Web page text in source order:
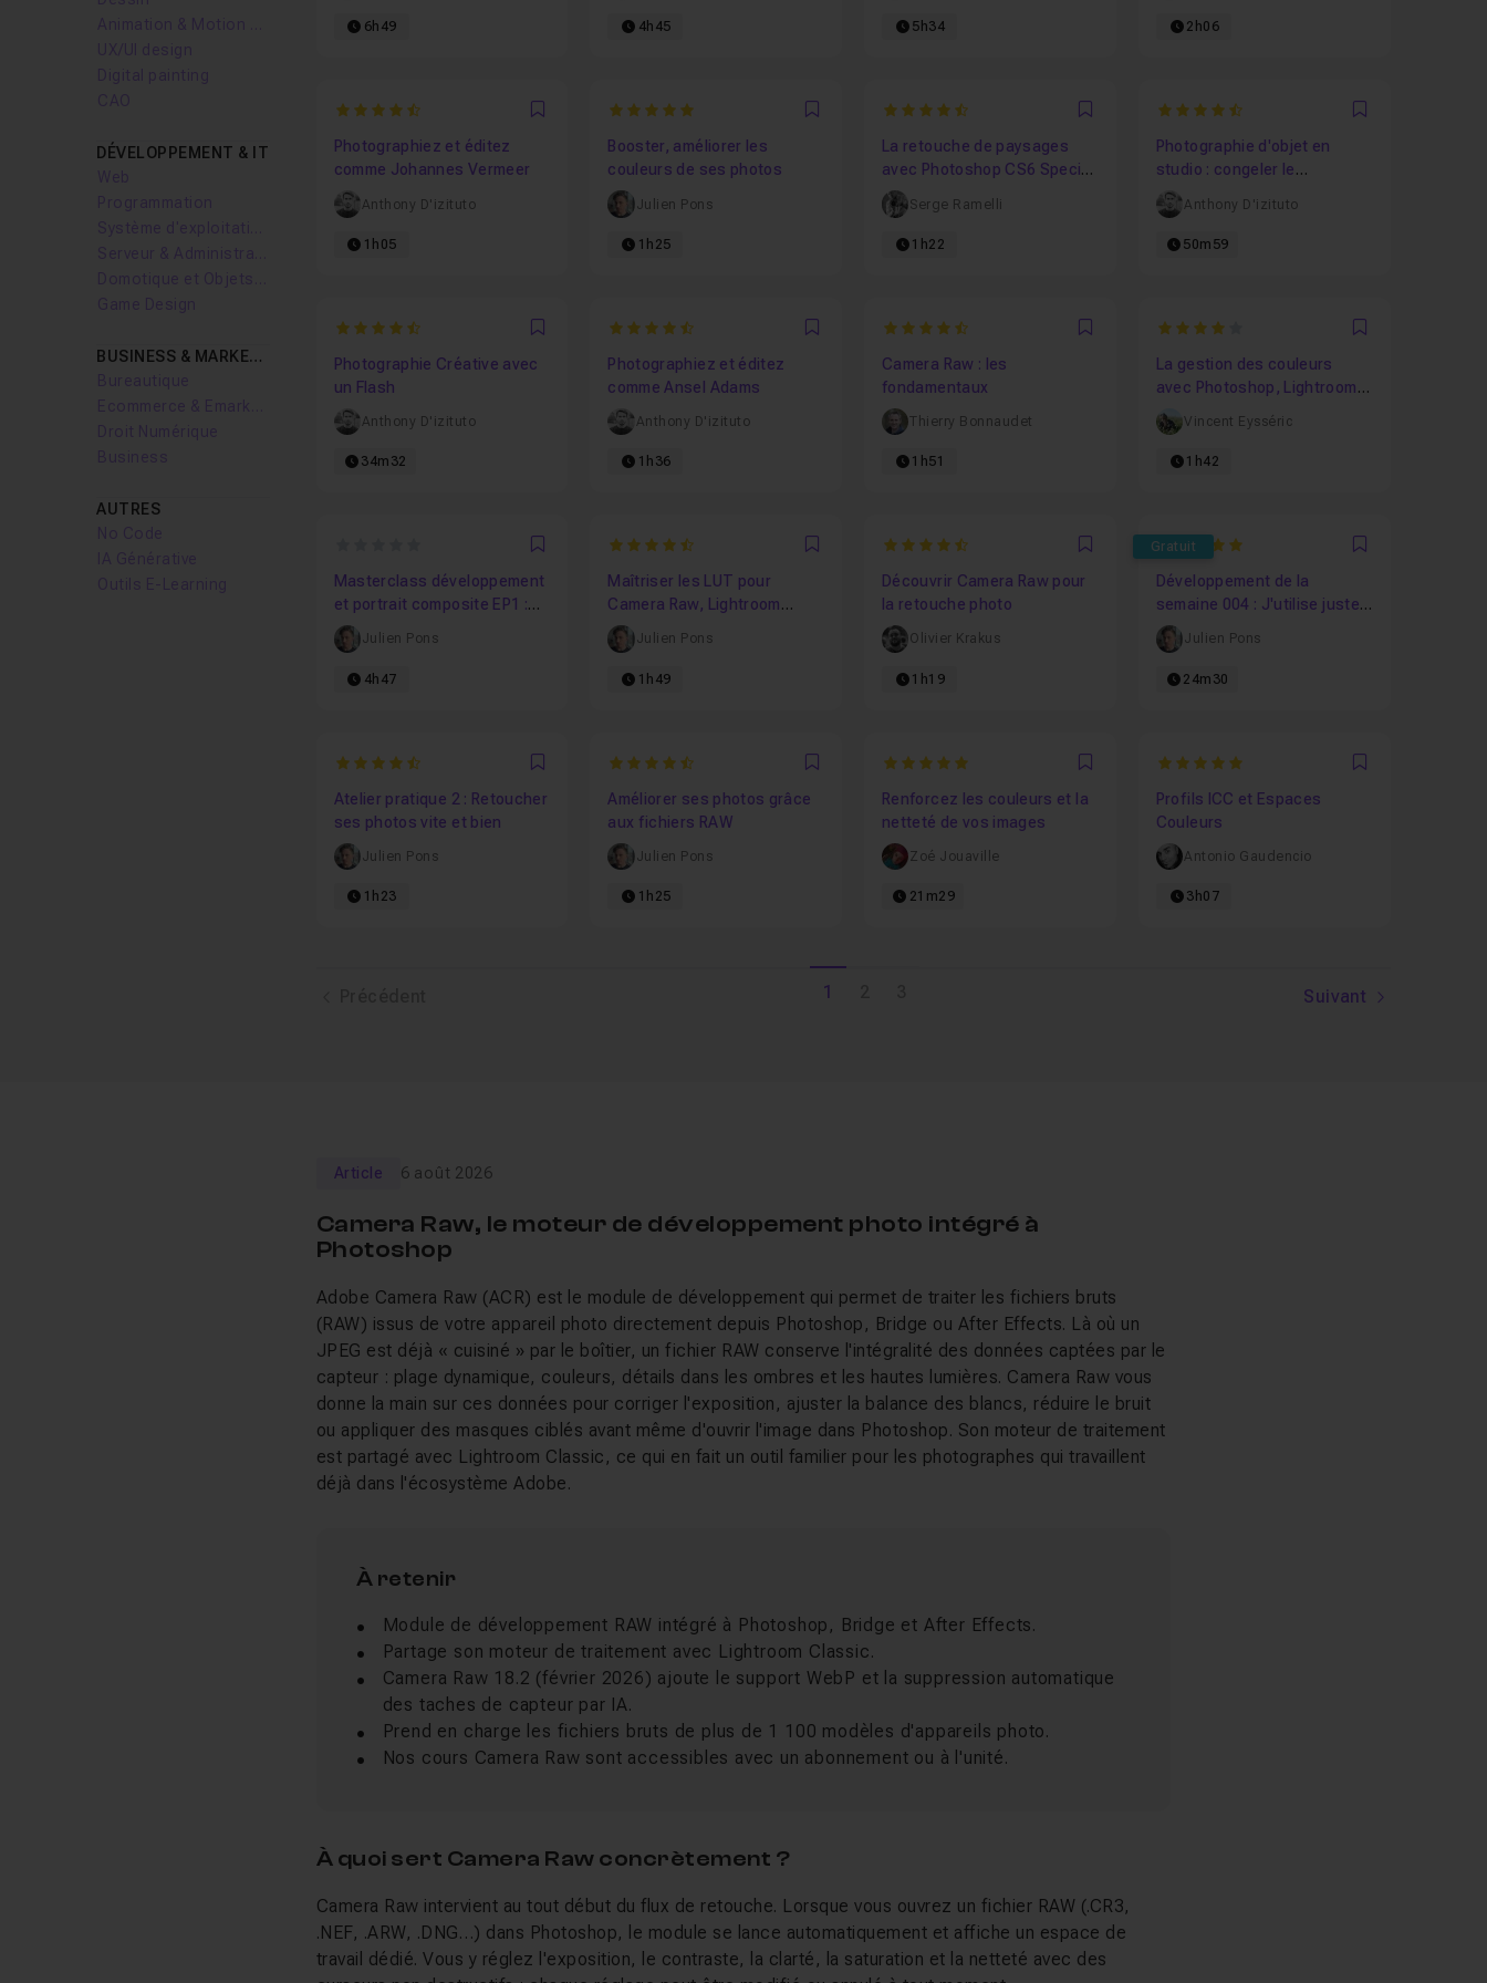
UX/UI design
Digital painting
CAO
DÉVELOPPEMENT & IT
Web
Programmation
Game Design
BUSINESS & MARKETING
Bureautique
Droit Numérique
Business
AUTRES
No Code
IA Générative
Outils E-Learning
6h49 4h45 5h34 2h06
4.8620689655172 Favori
Photographiez et éditez
comme Johannes Vermeer
Anthony D'izituto
1h05
5 Favori
Booster, améliorer les
couleurs de ses photos
Julien Pons
1h25
4.8571428571429 Favori
La retouche de paysages
avec Photoshop CS6 Special
Noel
Serge Ramelli
1h22
4.5384615384615 Favori
Photographie d'objet en
studio : congeler le
mouvement.
Anthony D'izituto
50m59
4.5 Favori
Photographie Créative avec
un Flash
Anthony D'izituto
34m32
4.3157894736842 Favori
Photographiez et éditez
comme Ansel Adams
Anthony D'izituto
1h36
4.2857142857143 Favori
Camera Raw : les
fondamentaux
Thierry Bonnaudet
1h51
4 Favori
La gestion des couleurs
avec Photoshop, Lightroom
Classic et Camera RAW
Vincent Eysséric
1h42
Favori
Masterclass développement
et portrait composite EP1 :
Londres
Julien Pons
4h47
4.6 Favori
Maîtriser les LUT pour
Camera Raw, Lightroom
Classic et Photoshop
Julien Pons
1h49
4.5 Favori
Découvrir Camera Raw pour
la retouche photo
Olivier Krakus
1h19
Gratuit
5 Favori
Développement de la
semaine 004 : J'utilise juste
la courbe
Julien Pons
24m30
4.5555555555556 Favori
Atelier pratique 2 : Retoucher
ses photos vite et bien
Julien Pons
1h23
4.2352941176471 Favori
Améliorer ses photos grâce
aux fichiers RAW
Julien Pons
1h25
5 Favori
Renforcez les couleurs et la
netteté de vos images
Zoé Jouaville
21m29
5 Favori
Profils ICC et Espaces
Couleurs
Antonio Gaudencio
3h07
1 Suivant
Article 6 août 2026
Camera Raw, le moteur de développement photo intégré à
Photoshop
Adobe Camera Raw (ACR) est le module de développement qui permet de traiter les fichiers bruts
(RAW) issus de votre appareil photo directement depuis Photoshop, Bridge ou After Effects. Là où un
JPEG est déjà « cuisiné » par le boîtier, un fichier RAW conserve l'intégralité des données captées par le
capteur : plage dynamique, couleurs, détails dans les ombres et les hautes lumières. Camera Raw vous
donne la main sur ces données pour corriger l'exposition, ajuster la balance des blancs, réduire le bruit
ou appliquer des masques ciblés avant même d'ouvrir l'image dans Photoshop. Son moteur de traitement
est partagé avec Lightroom Classic, ce qui en fait un outil familier pour les photographes qui travaillent
déjà dans l'écosystème Adobe.
À retenir
Module de développement RAW intégré à Photoshop, Bridge et After Effects.
Partage son moteur de traitement avec Lightroom Classic.
Camera Raw 18.2 (février 2026) ajoute le support WebP et la suppression automatique
des taches de capteur par IA.
Prend en charge les fichiers bruts de plus de 1 100 modèles d'appareils photo.
Nos cours Camera Raw sont accessibles avec un abonnement ou à l'unité.
À quoi sert Camera Raw concrètement ?
Camera Raw intervient au tout début du flux de retouche. Lorsque vous ouvrez un fichier RAW (.CR3,
.NEF, .ARW, .DNG…) dans Photoshop, le module se lance automatiquement et affiche un espace de
travail dédié. Vous y réglez l'exposition, le contraste, la clarté, la saturation et la netteté avec des